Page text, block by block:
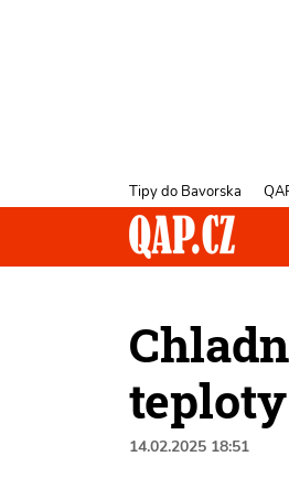
Tipy do Bavorska
14.02.2025 18:51